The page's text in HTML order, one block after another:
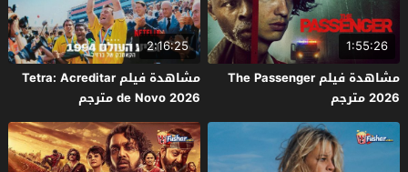
1:55:26
مشاهدة فيلم The Passenger
2026 مترجم
2:16:25
مشاهدة فيلم Tetra: Acreditar
de Novo 2026 مترجم